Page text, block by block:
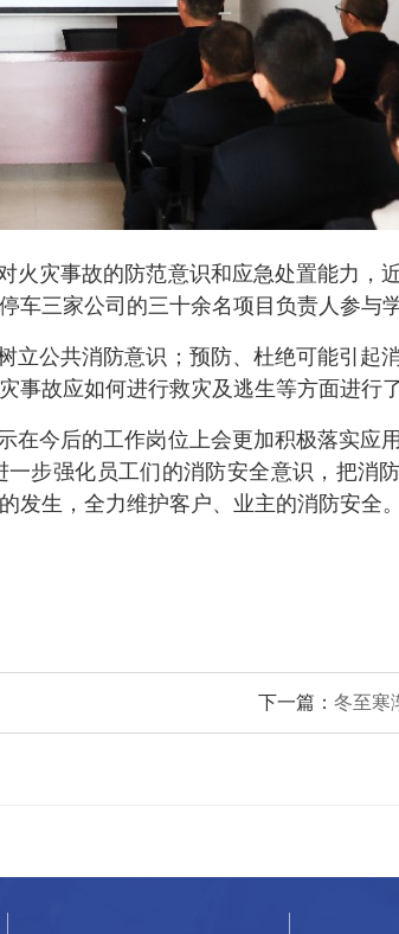
火灾事故的防范意识和应急处置能力，
车三家公司的三十余名项目负责人参与学
立公共消防意识；预防、杜绝可能引起
故应如何进行救灾及逃生等方面进行
在今后的工作岗位上会更加积极落实应
步强化员工们的消防安全意识，把消
发生，全力维护客户、业主的消防安全。
下一篇： 冬至寒